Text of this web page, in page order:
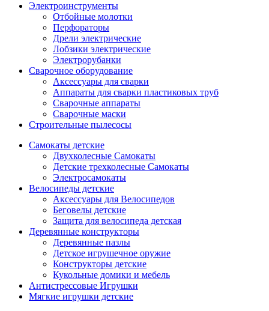
Электроинструменты
Отбойные молотки
Перфораторы
Дрели электрические
Лобзики электрические
Электрорубанки
Сварочное оборудование
Аксессуары для сварки
Аппараты для сварки пластиковых труб
Сварочные аппараты
Сварочные маски
Строительные пылесосы
Самокаты детские
Двухколесные Cамокаты
Детские трехколесные Самокаты
Электросамокаты
Велосипеды детские
Аксессуары для Велосипедов
Беговелы детские
Защита для велосипеда детская
Деревянные конструкторы
Деревянные пазлы
Детское игрушечное оружие
Конструкторы детские
Кукольные домики и мебель
Антистрессовые Игрушки
Мягкие игрушки детские